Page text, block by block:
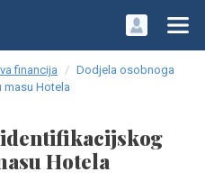
financija
Dodjela osobnoga
Hotela
Hotela